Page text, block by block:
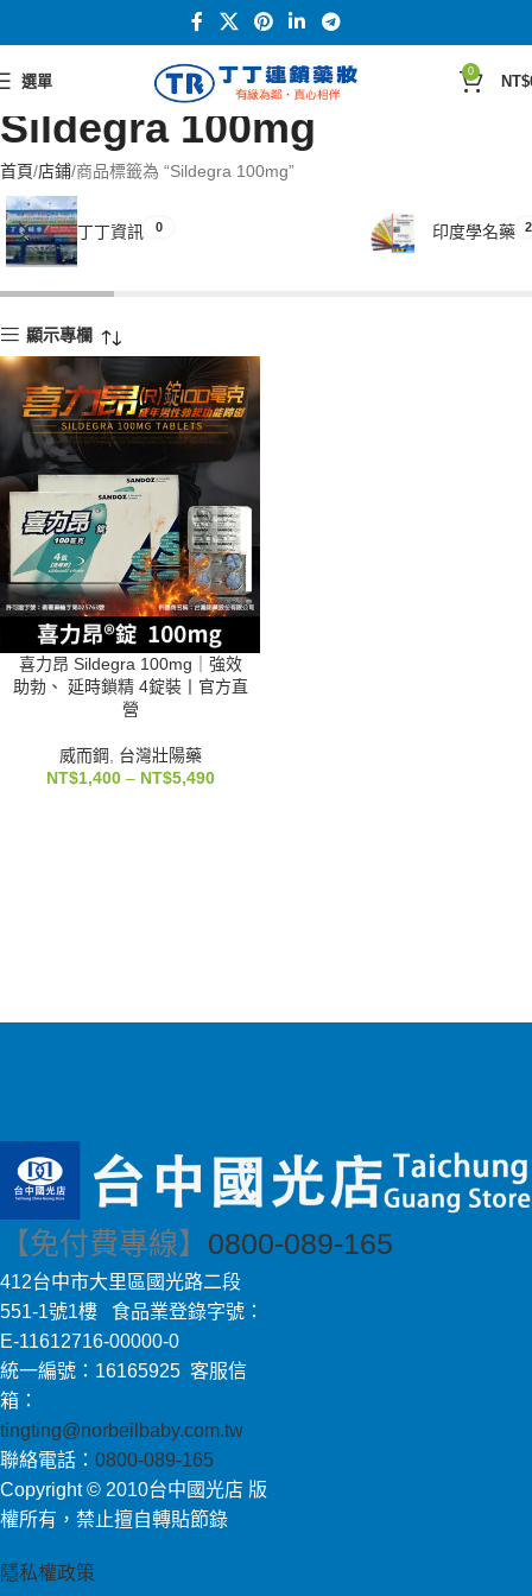
選單
0
NT$
Sildegra 100mg
首頁 店鋪 商品標籤為 “Sildegra 100mg”
丁丁資訊 0 印度學名藥
顯示專欄
喜力昂 Sildegra 100mg｜強效
助勃、 延時鎖精 4錠裝丨官方直
營
威而鋼, 台灣壯陽藥
NT$1,400 – NT$5,490
【免付費專線】 0800-089-165
412台中市大里區國光路二段
551-1號1樓 食品業登錄字號：
E-11612716-00000-0
統一編號：16165925 客服信
箱：
tingting@norbeilbaby.com.tw
聯絡電話： 0800-089-165
Copyright © 2010台中國光店 版
權所有，禁止擅自轉貼節錄
隱私權政策